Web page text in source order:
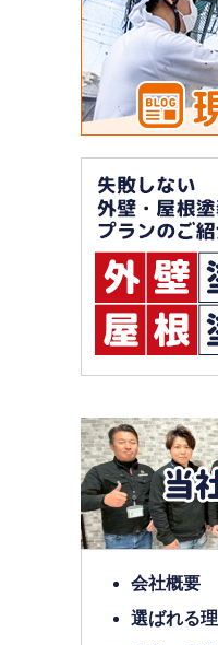
会社概要
選ばれる